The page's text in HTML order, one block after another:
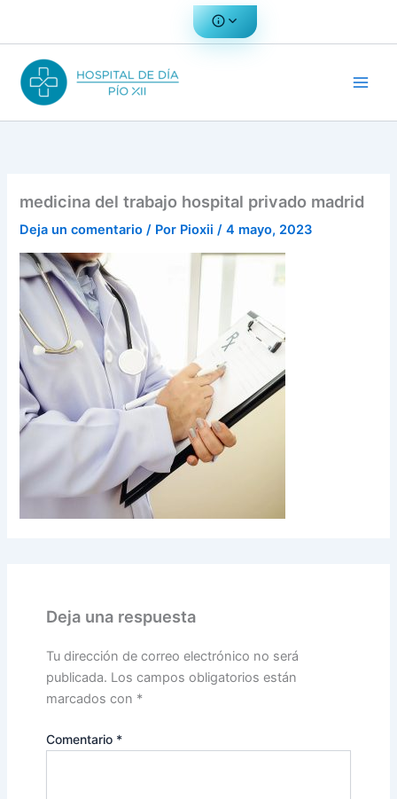
medicina del trabajo hospital privado madrid
Deja un comentario / Por Pioxii/4 mayo, 2023
Deja una respuesta
Tu dirección de correo electrónico no será
publicada. Los campos obligatorios están
marcados con *
Comentario *